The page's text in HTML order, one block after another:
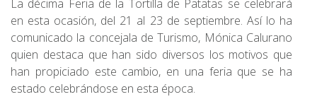
La décima Feria de la Tortilla de Patatas se celebrará
en esta ocasión, del 21 al 23 de septiembre. Así lo ha
comunicado la concejala de Turismo, Mónica Calurano
quien destaca que han sido diversos los motivos que
han propiciado este cambio, en una feria que se ha
estado celebrándose en esta época.